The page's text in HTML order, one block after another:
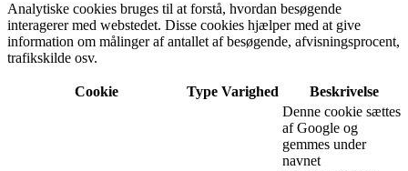
Analytiske cookies bruges til at forstå, hvordan besøgende
interagerer med webstedet. Disse cookies hjælper med at give
information om målinger af antallet af besøgende, afvisningsprocent,
trafikskilde osv.
Cookie Type Varighed Beskrivelse
Denne cookie sættes
af Google og
gemmes under
navnet